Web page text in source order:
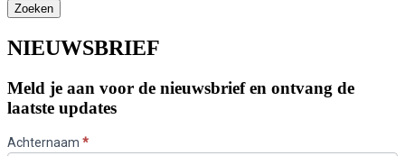
NIEUWSBRIEF
Meld je aan voor de nieuwsbrief en ontvang de
laatste updates
newsletter
Achternaam *